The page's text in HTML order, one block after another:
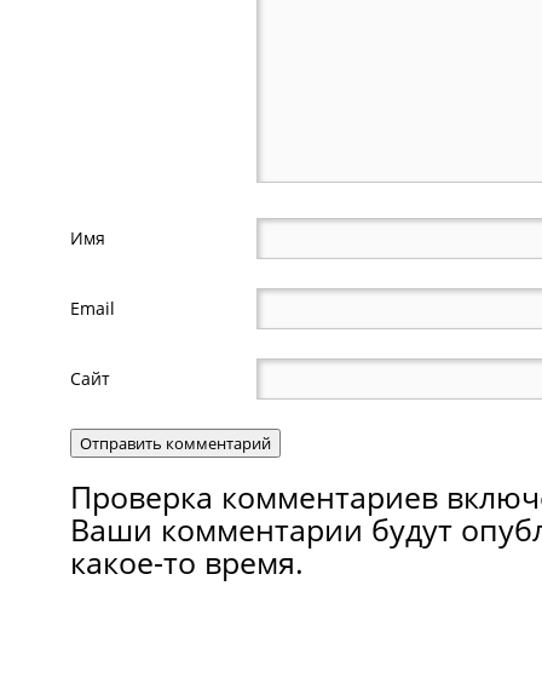
Имя
Email
Сайт
Проверка комментариев
Ваши комментарии будут
какое-то время.